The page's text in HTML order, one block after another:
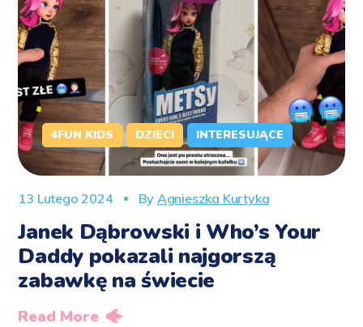
4FUN KIDS DZIECI INTERESUJĄCE
13 Lutego 2024 By Agnieszka Kurtyka
Janek Dąbrowski i Who’s Your
Daddy pokazali najgorszą
zabawkę na świecie
Read More